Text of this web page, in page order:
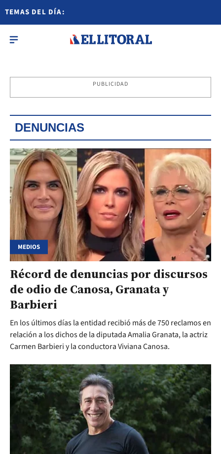
TEMAS DEL DÍA:
PUBLICIDAD
DENUNCIAS
MEDIOS
Récord de denuncias por discursos
de odio de Canosa, Granata y
Barbieri
En los últimos días la entidad recibió más de 750 reclamos en
relación a los dichos de la diputada Amalia Granata, la actriz
Carmen Barbieri y la conductora Viviana Canosa.